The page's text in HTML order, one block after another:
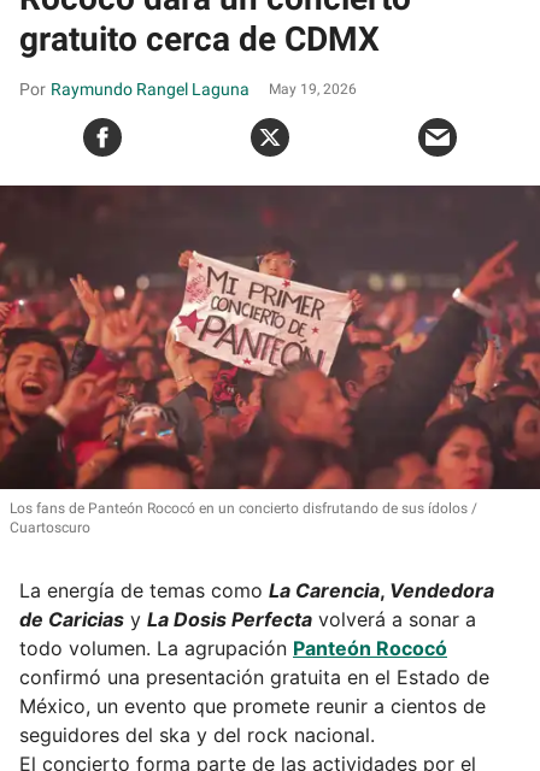
gratuito cerca de CDMX
Raymundo Rangel Laguna May 19, 2026
Los fans de Panteón Rococó en un concierto disfrutando de sus ídolos
Cuartoscuro
La energía de temas como La Carencia, Vendedora
de Caricias y La Dosis Perfecta volverá a sonar a
todo volumen. La agrupación Panteón Rococó
confirmó una presentación gratuita en el Estado de
México, un evento que promete reunir a cientos de
seguidores del ska y del rock nacional.
El concierto forma parte de las actividades por el